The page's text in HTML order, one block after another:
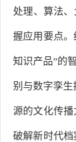
处理、算法
握应用要点。
知识产品”的
别与数字孪
源的文化传
破解新时代